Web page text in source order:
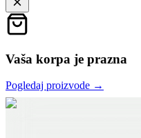
Vaša korpa je prazna
Pogledaj proizvode →